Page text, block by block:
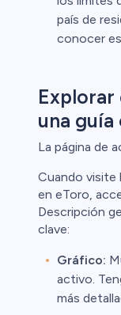
país de
conocer
Explorar
una
La página de
Cuando visite
en eToro,
Descripción
clave:
Gráfico:
activo.
más